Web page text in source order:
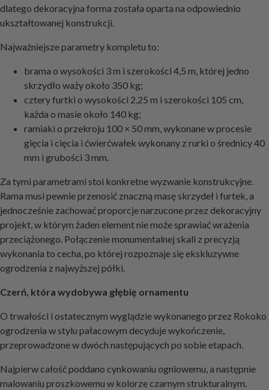
dlatego dekoracyjna forma została oparta na odpowiednio
ukształtowanej konstrukcji.
Najważniejsze parametry kompletu to:
brama o wysokości 3 m i szerokości 4,5 m, której jedno
skrzydło waży około 350 kg;
cztery furtki o wysokości 2,25 m i szerokości 105 cm,
każda o masie około 140 kg;
ramiaki o przekroju 100 × 50 mm, wykonane w procesie
gięcia i cięcia i ćwierćwałek wykonany z rurki o średnicy 40
mm i grubości 3 mm.
Za tymi parametrami stoi konkretne wyzwanie konstrukcyjne.
Rama musi pewnie przenosić znaczną masę skrzydeł i furtek, a
jednocześnie zachować proporcje narzucone przez dekoracyjny
projekt, w którym żaden element nie może sprawiać wrażenia
przeciążonego. Połączenie monumentalnej skali z precyzją
wykonania to cecha, po której rozpoznaje się ekskluzywne
ogrodzenia z najwyższej półki.
Czerń, która wydobywa głębię ornamentu
O trwałości i ostatecznym wyglądzie wykonanego przez Rokoko
ogrodzenia w stylu pałacowym decyduje wykończenie,
przeprowadzone w dwóch następujących po sobie etapach.
Najpierw całość poddano cynkowaniu ogniowemu, a następnie
malowaniu proszkowemu w kolorze czarnym strukturalnym.